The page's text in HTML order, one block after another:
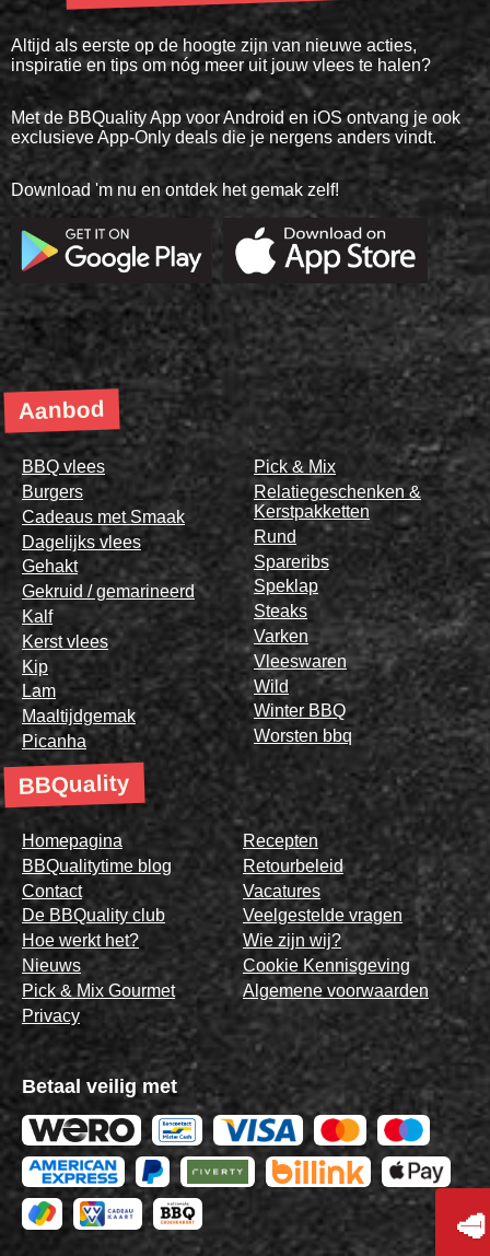
Altijd als eerste op de hoogte zijn van nieuwe acties,
inspiratie en tips om nóg meer uit jouw vlees te halen?
Met de BBQuality App voor Android en iOS ontvang je ook
exclusieve App-Only deals die je nergens anders vindt.
Download 'm nu en ontdek het gemak zelf!
Aanbod
BBQ vlees
Burgers
Cadeaus met Smaak
Dagelijks vlees
Gehakt
Gekruid / gemarineerd
Kalf
Kerst vlees
Kip
Lam
Maaltijdgemak
Picanha
Pick & Mix
Relatiegeschenken &
Kerstpakketten
Rund
Spareribs
Speklap
Steaks
Varken
Vleeswaren
Wild
Winter BBQ
Worsten bbq
BBQuality
Homepagina
BBQualitytime blog
Contact
De BBQuality club
Hoe werkt het?
Nieuws
Pick & Mix Gourmet
Privacy
Recepten
Retourbeleid
Vacatures
Veelgestelde vragen
Wie zijn wij?
Cookie Kennisgeving
Algemene voorwaarden
Betaal veilig met
🥩